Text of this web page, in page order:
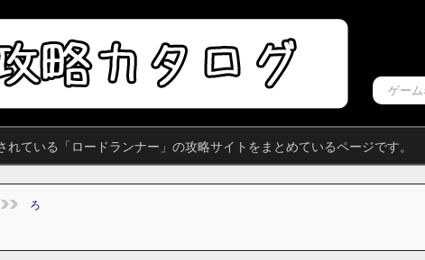
れている「ロードランナー」の攻略サイトをまとめているページです。
ろ